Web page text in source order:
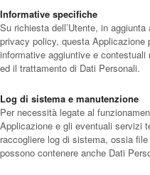
Informative specifiche
Su richiesta dell’Utente, in
privacy policy, questa Applicazione
informative aggiuntive e
ed il trattamento di Dati Personali.
Log di sistema e manutenzione
Per necessità legate al
Applicazione e gli eventuali servizi
raccogliere log di sistema, ossia
possono contenere anche Dati